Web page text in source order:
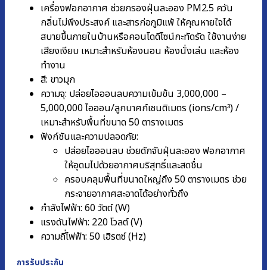
เครื่องฟอกอากาศ ช่วยกรองฝุ่นละออง PM2.5 ควัน
กลิ่นไม่พึงประสงค์ และสารก่อภูมิแพ้ ให้คุณหายใจได้
สบายขึ้นภายในบ้านหรือคอนโดดีไซน์กะทัดรัด ใช้งานง่าย
เสียงเงียบ เหมาะสำหรับห้องนอน ห้องนั่งเล่น และห้อง
ทำงาน
สี: ขาวมุก
ความจุ: ปล่อยไอออนลบความเข้มข้น 3,000,000 –
5,000,000 ไอออน/ลูกบาศก์เซนติเมตร (ions/cm³) /
เหมาะสำหรับพื้นที่ขนาด 50 ตารางเมตร
ฟังก์ชันและความปลอดภัย:
ปล่อยไอออนลบ ช่วยดักจับฝุ่นละออง ฟอกอากาศ
ให้อุดมไปด้วยอากาศบริสุทธิ์และสดชื่น
ครอบคลุมพื้นที่ขนาดใหญ่ถึง 50 ตารางเมตร ช่วย
กระจายอากาศสะอาดได้อย่างทั่วถึง
กำลังไฟฟ้า: 60 วัตต์ (W)
แรงดันไฟฟ้า: 220 โวลต์ (V)
ความถี่ไฟฟ้า: 50 เฮิรตซ์ (Hz)
การรับประกัน